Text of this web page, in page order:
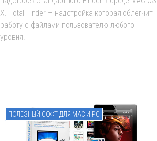
X. Total Finder — надстройка которая облегчит
работу с файлами пользователю любого
уровня.
ПОЛЕЗНЫЙ СОФТ ДЛЯ MAC И PC